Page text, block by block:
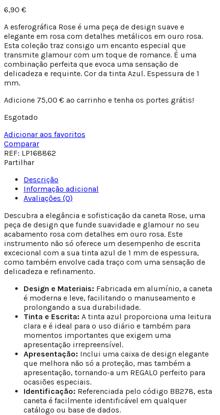
6,90 €
A esferográfica Rose é uma peça de design suave e
elegante em rosa com detalhes metálicos em ouro rosa.
Esta coleção traz consigo um encanto especial que
transmite glamour com um toque de romance. É uma
combinação perfeita que evoca uma sensação de
delicadeza e requinte. Cor da tinta Azul. Espessura de 1
mm.
Adicione 75,00 € ao carrinho e tenha os portes grátis!
Esgotado
Adicionar aos favoritos
Comparar
REF: LP168862
Partilhar
Descrição
Informação adicional
Avaliações (0)
Descubra a elegância e sofisticação da caneta Rose, uma
peça de design que funde suavidade e glamour no seu
acabamento rosa com detalhes em ouro rosa. Este
instrumento não só oferece um desempenho de escrita
excecional com a sua tinta azul de 1 mm de espessura,
como também envolve cada traço com uma sensação de
delicadeza e refinamento.
Design e Materiais: Fabricada em alumínio, a caneta
é moderna e leve, facilitando o manuseamento e
prolongando a sua durabilidade.
Tinta e Escrita: A tinta azul proporciona uma leitura
clara e é ideal para o uso diário e também para
momentos importantes que exigem uma
apresentação irrepreensível.
Apresentação: Inclui uma caixa de design elegante
que melhora não só a proteção, mas também a
apresentação, tornando-a um REGALO perfeito para
ocasiões especiais.
Identificação: Referenciada pelo código BB278, esta
caneta é facilmente identificável em qualquer
catálogo ou base de dados.